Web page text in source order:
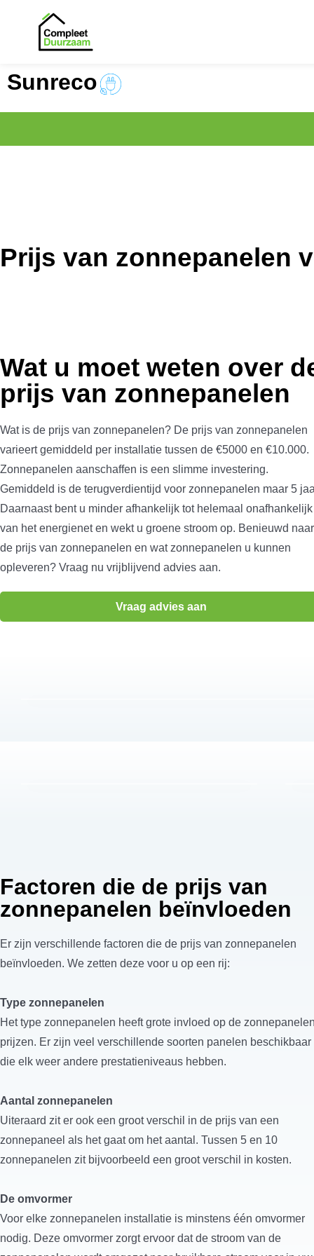
Sunreco
Prijs van zonnepanelen
Wat u moet weten over
prijs van zonnepanelen
Wat is de prijs van zonnepanelen? De prijs van zonnepanelen
varieert gemiddeld per installatie tussen de €5000 en €10.000.
Zonnepanelen aanschaffen is een slimme investering.
Gemiddeld is de terugverdientijd voor zonnepanelen maar 5
Daarnaast bent u minder afhankelijk tot helemaal onafhankelijk
van het energienet en wekt u groene stroom op. Benieuwd naar
de prijs van zonnepanelen en wat zonnepanelen u kunnen
opleveren? Vraag nu vrijblijvend advies aan.
Vraag advies aan
Factoren die de prijs van
zonnepanelen beïnvloeden
Er zijn verschillende factoren die de prijs van zonnepanelen
beïnvloeden. We zetten deze voor u op een rij:
Type zonnepanelen
Het type zonnepanelen heeft grote invloed op de
prijzen. Er zijn veel verschillende soorten panelen beschikbaar
die elk weer andere prestatieniveaus hebben.
Aantal zonnepanelen
Uiteraard zit er ook een groot verschil in de prijs van een
zonnepaneel als het gaat om het aantal. Tussen 5 en 10
zonnepanelen zit bijvoorbeeld een groot verschil in kosten.
De omvormer
Voor elke zonnepanelen installatie is minstens één omvormer
nodig. Deze omvormer zorgt ervoor dat de stroom van de